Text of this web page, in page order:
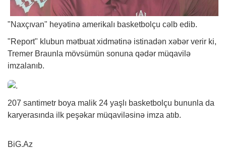
"Naxçıvan" heyətinə amerikalı basketbolçu cəlb edib.
"Report" klubun mətbuat xidmətinə istinadən xəbər verir ki,
Tremer Braunla mövsümün sonuna qədər müqavilə
imzalanıb.
207 santimetr boya malik 24 yaşlı basketbolçu bununla da
karyerasında ilk peşəkar müqaviləsinə imza atıb.
BiG.Az